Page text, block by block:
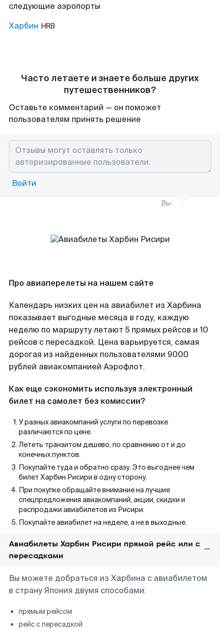
следующие аэропорты
Харбин HRB
Часто летаете и знаете больше других
путешественников?
Оставьте комментарий — он поможет
пользователям принять решение
Войти
Вы
Про авиаперелеты на нашем сайте
Календарь низких цен на авиабилет из Харбина
показывает выгодные месяца в году, каждую
неделю по маршруту летают 5 прямых рейсов и 10
рейсов с пересадкой. Цена варьируется, самая
дорогая из найденных пользователями 9000
рублей авиакомпанией Аэрофлот.
Как еще сэкономить используя электронный
билет на самолет без комиссии?
У разных авиакомпаний услуги по перевозке
различаются по цене.
Лететь транзитом дешево, по сравнению от и до
конечных пунктов.
Покупайте туда и обратно сразу. Это выгоднее чем
билет Харбин Рисири в одну сторону.
При покупке обращайте внимание на лучшие
спецпредложения авиакомпаний, акции, скидки и
распродажи авиабилетов из Рисири.
Покупайте авиабилет на неделе, а не в выходные.
Авиабилеты Харбин Рисири прямой рейс или с
пересадками
Вы можете добраться из Харбина с авиабилетом
в страну Япония двумя способами:
прямым рейсом
рейс с пересадкой